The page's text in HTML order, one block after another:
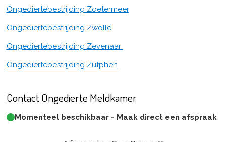
Ongediertebestrijding Zoetermeer
Ongediertebestrijding Zwolle
Ongediertebestrijding Zevenaar
Ongediertebestrijding Zutphen
Contact Ongedierte Meldkamer
Momenteel beschikbaar - Maak direct een afspraak